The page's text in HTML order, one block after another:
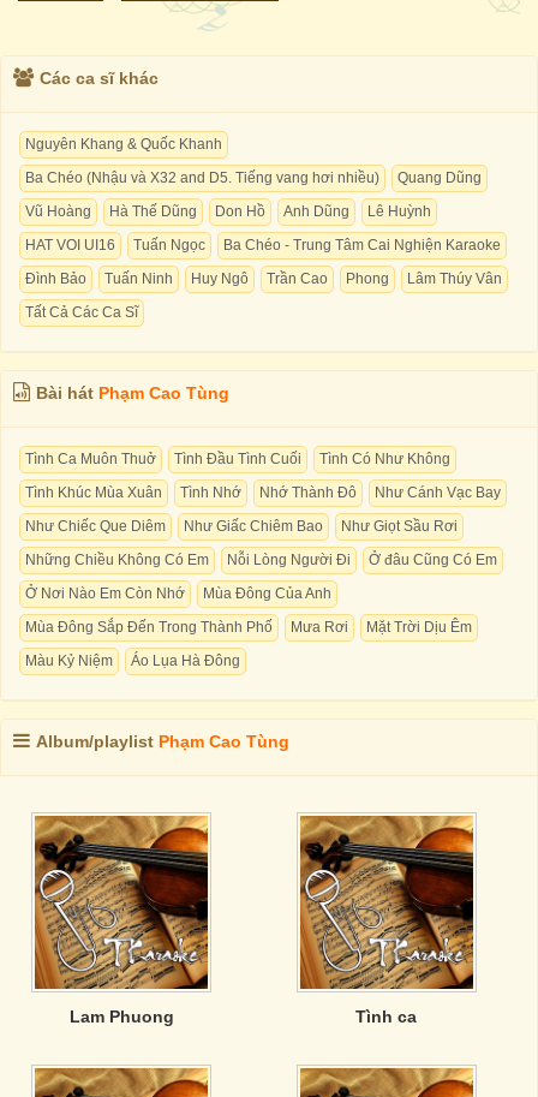
Các ca sĩ khác
Nguyên Khang & Quốc Khanh
Ba Chéo (Nhậu và X32 and D5. Tiếng vang hơi nhiều)
Quang Dũng
Vũ Hoàng
Hà Thế Dũng Don Hồ Anh Dũng
Lê Huỳnh
HAT VOI UI16
Tuấn Ngọc
Ba Chéo - Trung Tâm Cai Nghiện Karaoke
Đình Bảo
Tuấn Ninh Huy Ngô Trần Cao Phong
Lâm Thúy Vân
Tất Cả Các Ca Sĩ
Bài hát Phạm Cao Tùng
Tình Ca Muôn Thuở Tình Đầu Tình Cuối
Tình Có Như Không
Tình Khúc Mùa Xuân
Tình Nhớ Nhớ Thành Đô
Như Cánh Vạc Bay
Như Chiếc Que Diêm
Như Giấc Chiêm Bao
Như Giọt Sầu Rơi
Những Chiều Không Có Em
Nỗi Lòng Người Đi
Ở đâu Cũng Có Em
Ở Nơi Nào Em Còn Nhớ
Mùa Đông Của Anh
Mùa Đông Sắp Đến Trong Thành Phố
Mưa Rơi
Mặt Trời Dịu Êm
Màu Kỷ Niệm
Áo Lụa Hà Đông
Album/playlist Phạm Cao Tùng
Lam Phuong Tình ca